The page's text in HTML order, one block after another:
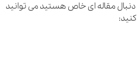
مقاله ای خاص هستید می توانید